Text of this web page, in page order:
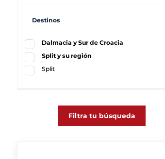
Destinos
Dalmacia y Sur de Croacia
Split y su región
Split
Filtra tu búsqueda